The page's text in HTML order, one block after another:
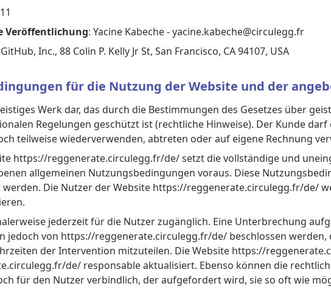
Veröffentlichung: Yacine Kabeche - yacine.kabeche@circulegg.fr
Inc., 88 Colin P. Kelly Jr St, San Francisco, CA 94107, USA
für die Nutzung der Website und der
Werk dar, das durch die Bestimmungen des Gesetzes über
Regelungen geschützt ist (rechtliche Hinweise). Der Kunde
teilweise wiederverwenden, abtreten oder auf eigene Rechnung
https://reggenerate.circulegg.fr/de/ setzt die vollständige und
allgemeinen Nutzungsbedingungen voraus. Diese
Die Nutzer der Website https://reggenerate.circulegg.fr/de/
jederzeit für die Nutzer zugänglich. Eine Unterbrechung
jedoch von https://reggenerate.circulegg.fr/de/ beschlossen werden,
der Intervention mitzuteilen. Die Website https://
de/ responsable aktualisiert. Ebenso können die
für den Nutzer verbindlich, der aufgefordert wird, sie so oft wie